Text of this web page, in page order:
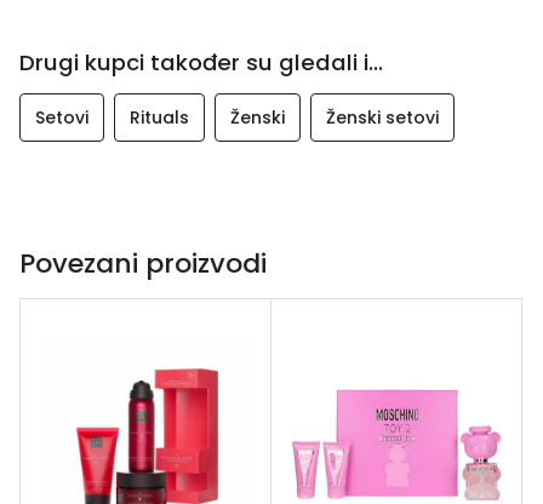
Drugi kupci također su gledali i...
Setovi Rituals Ženski Ženski setovi
Povezani proizvodi